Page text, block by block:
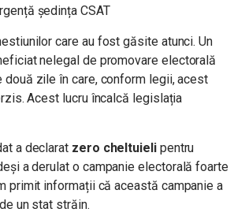
ședința CSAT
care au fost găsite atunci. Un
nelegal de promovare electorală
două zile în care, conform legii, acest
Acest lucru încalcă legislația
a declarat zero cheltuielipentru
a derulat o campanie electorală foarte
primit informații că această campanie a
un stat străin.